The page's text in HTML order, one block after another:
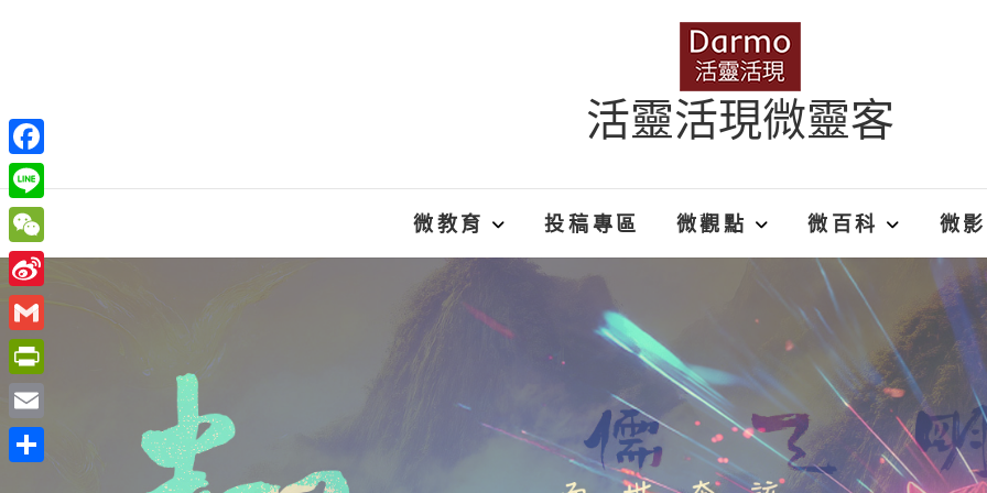
活靈活現微靈客
微教育 投稿專區 微觀點 微百科 微
F
a
c
e
b
o
o
k
L
i
n
e
W
e
C
h
a
t
S
i
n
a
W
G
m
a
P
r
i
E